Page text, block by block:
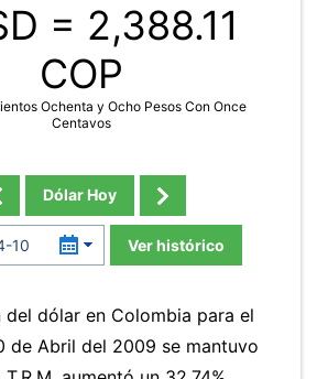
= 2,388.11
COP
Ochenta y Ocho Pesos Con Once
Centavos
Dólar Hoy
Ver histórico
dólar en Colombia para el
de Abril del 2009 se mantuvo